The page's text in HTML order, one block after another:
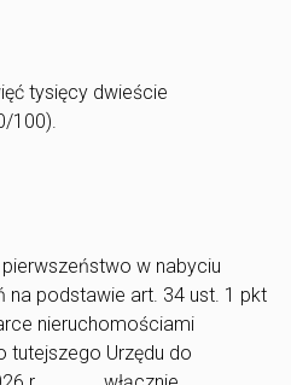
tysięcy dwieście
100).
w nabyciu
na podstawie art. 34 ust. 1 pkt
nieruchomościami
tutejszego Urzędu do